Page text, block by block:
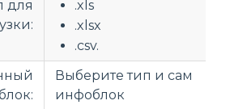
для
.xls
.xlsx
.csv.
Выберите тип и сам
инфоблок